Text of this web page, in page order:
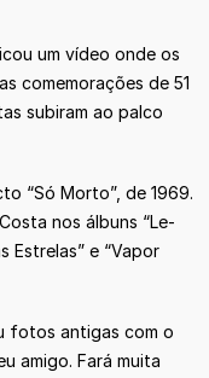
um vídeo onde os
comemorações de 51
subiram ao palco
“Só Morto”, de 1969.
nos álbuns “Le-
Estrelas” e “Vapor
fotos antigas com o
amigo. Fará muita